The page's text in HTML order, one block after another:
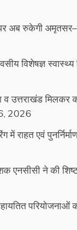
अब रुकेगी
विशेषज्ञ
व उत्तराखंड मिलकर
2026
में राहत एवं
एनसीसी ने की
परियोजनाओं